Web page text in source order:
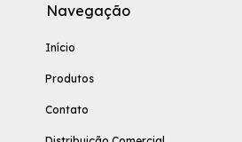
Navegação
Início
Produtos
Contato